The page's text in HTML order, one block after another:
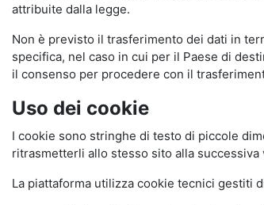
attribuite dalla legge.
Non è previsto il trasferimento dei dati in
specifica, nel caso in cui per il Paese di
il consenso per procedere con il
Uso dei cookie
I cookie sono stringhe di testo di piccole
ritrasmetterli allo stesso sito alla
La piattaforma utilizza cookie tecnici gestiti